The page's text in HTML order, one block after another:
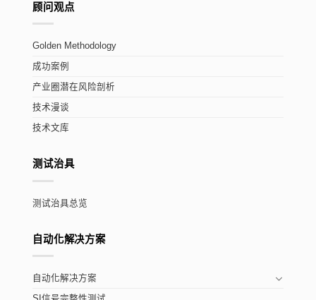
顾问观点
Golden Methodology
成功案例
产业圈潜在风险剖析
技术漫谈
技术文库
测试治具
测试治具总览
自动化解决方案
自动化解决方案